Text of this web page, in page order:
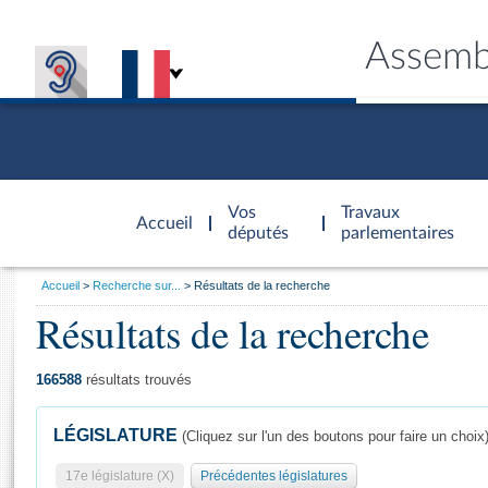
Accueil
d'accueil
Vos
députés
Travaux
parlementaires
Général
Vous
Accueil Recherche sur... Résultats de la recherche
Résultats de la recherche
166588 résultats trouvés
LÉGISLATURE (Cliquez sur l'un des boutons pour faire un choix)
17e législature (X) Précédentes législatures